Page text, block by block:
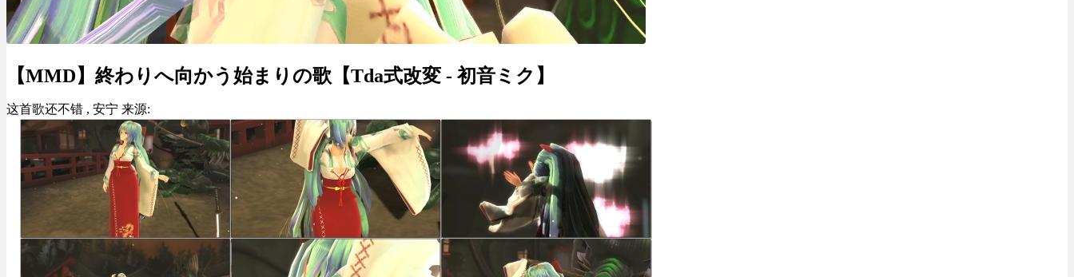
【MMD】終わりへ向かう始まりの歌【Tda式改変 - 初音ミク】
这首歌还不错 , 安宁 来源: